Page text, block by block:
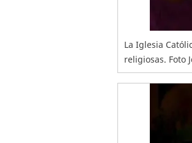
La Iglesia
religiosas. Foto